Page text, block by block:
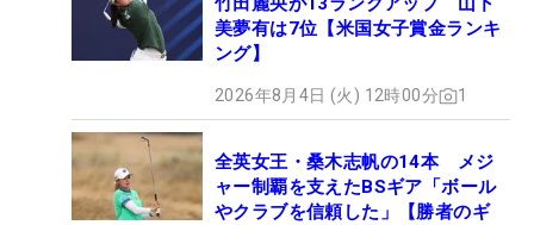
美夢有は7位【米国女子賞金ランキ
ング】
2026年8月4日 (火) 12時00分 1
全英女王・桑木志帆の14本 メジ
ャー制覇を支えたBSギア「ボール
やクラブを信頼した」【勝者のギ